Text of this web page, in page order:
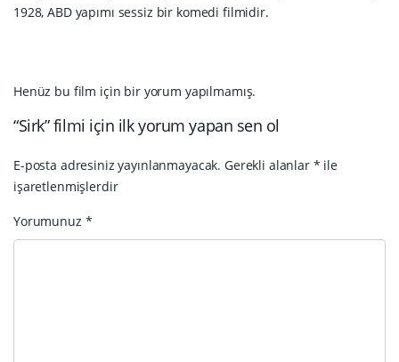
1928, ABD yapımı sessiz bir komedi filmidir.
“Sirk” filmi için ilk yorum yapan sen ol
E-posta adresiniz yayınlanmayacak. Gerekli alanlar * ile
işaretlenmişlerdir
Yorumunuz *
Henüz bu film için bir yorum yapılmamış.